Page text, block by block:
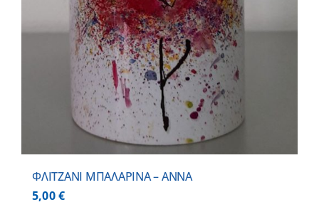
ΦΛΙΤΖΑΝΙ ΜΠΑΛΑΡΙΝΑ – ΑΝΝΑ
5,00€